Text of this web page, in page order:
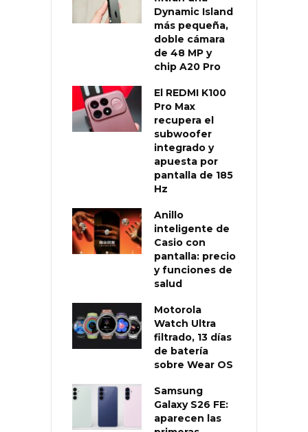
Dynamic Island
más pequeña,
doble cámara
de 48 MP y
chip A20 Pro
El REDMI K100
Pro Max
recupera el
subwoofer
integrado y
apuesta por
pantalla de 185
Hz
Anillo
inteligente de
Casio con
pantalla: precio
y funciones de
salud
Motorola
Watch Ultra
filtrado, 13 días
de batería
sobre Wear OS
Samsung
Galaxy S26 FE:
aparecen las